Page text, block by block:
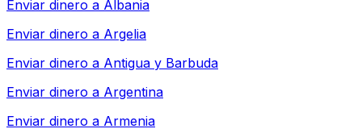
Enviar dinero a Albania
Enviar dinero a Argelia
Enviar dinero a Antigua y Barbuda
Enviar dinero a Argentina
Enviar dinero a Armenia